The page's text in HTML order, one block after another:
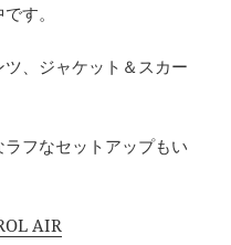
す。
、ジャケット＆スカー
フなセットアップもい
AIR